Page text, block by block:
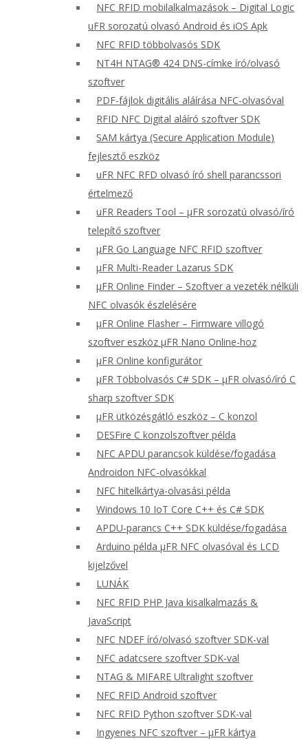
NFC RFID mobilalkalmazások – Digital Logic
uFR sorozatú olvasó Android és iOS Apk
NFC RFID többolvasós SDK
NT4H NTAG® 424 DNS-címke író/olvasó
szoftver
PDF-fájlok digitális aláírása NFC-olvasóval
RFID NFC Digital aláíró szoftver SDK
SAM kártya (Secure Application Module)
fejlesztő eszköz
uFR NFC RFD olvasó író shell parancssori
értelmező
uFR Readers Tool – μFR sorozatú olvasó/író
telepítő szoftver
μFR Go Language NFC RFID szoftver
μFR Multi-Reader Lazarus SDK
μFR Online Finder – Szoftver a vezeték nélküli
NFC olvasók észlelésére
μFR Online Flasher – Firmware villogó
szoftver eszköz μFR Nano Online-hoz
μFR Online konfigurátor
μFR Többolvasós C# SDK – μFR olvasó/író C
sharp szoftver SDK
μFR ütközésgátló eszköz – C konzol
DESFire C konzolszoftver példa
NFC APDU parancsok küldése/fogadása
Androidon NFC-olvasókkal
NFC hitelkártya-olvasási példa
Windows 10 IoT Core C++ és C# SDK
APDU-parancs C++ SDK küldése/fogadása
Arduino példa μFR NFC olvasóval és LCD
kijelzővel
LUNÁK
NFC RFID PHP Java kisalkalmazás &
JavaScript
NFC NDEF író/olvasó szoftver SDK-val
NFC adatcsere szoftver SDK-val
NTAG & MIFARE Ultralight szoftver
NFC RFID Android szoftver
NFC RFID Python szoftver SDK-val
Ingyenes NFC szoftver – μFR kártya